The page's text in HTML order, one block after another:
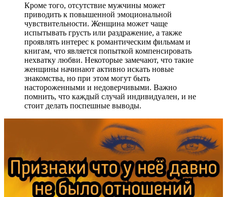
Кроме того, отсутствие мужчины может
приводить к повышенной эмоциональной
чувствительности. Женщина может чаще
испытывать грусть или раздражение, а также
проявлять интерес к романтическим фильмам и
книгам, что является попыткой компенсировать
нехватку любви. Некоторые замечают, что такие
женщины начинают активно искать новые
знакомства, но при этом могут быть
настороженными и недоверчивыми. Важно
помнить, что каждый случай индивидуален, и не
стоит делать поспешные выводы.